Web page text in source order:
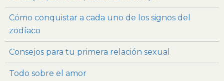
Cómo conquistar a cada uno de los signos del
zodíaco
Consejos para tu primera relación sexual
Todo sobre el amor